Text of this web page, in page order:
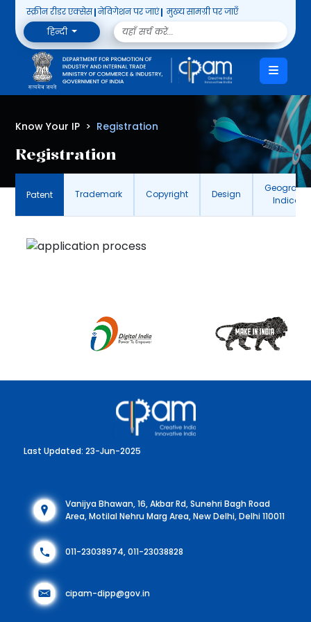
स्क्रीन रीडर एक्सेस नेविगेशन पर जाएं
मुख्य सामग्री पर जाएँ
हिन्दी
Know Your IP Registration
Registration
Patent Trademark Copyright Design
Last Updated: 23-Jun-2025
Vanijya Bhawan, 16, Akbar Rd, Sunehri Bagh Road
Area, Motilal Nehru Marg Area, New Delhi, Delhi 110011
011-23038974, 011-23038828
cipam-dipp@gov.in